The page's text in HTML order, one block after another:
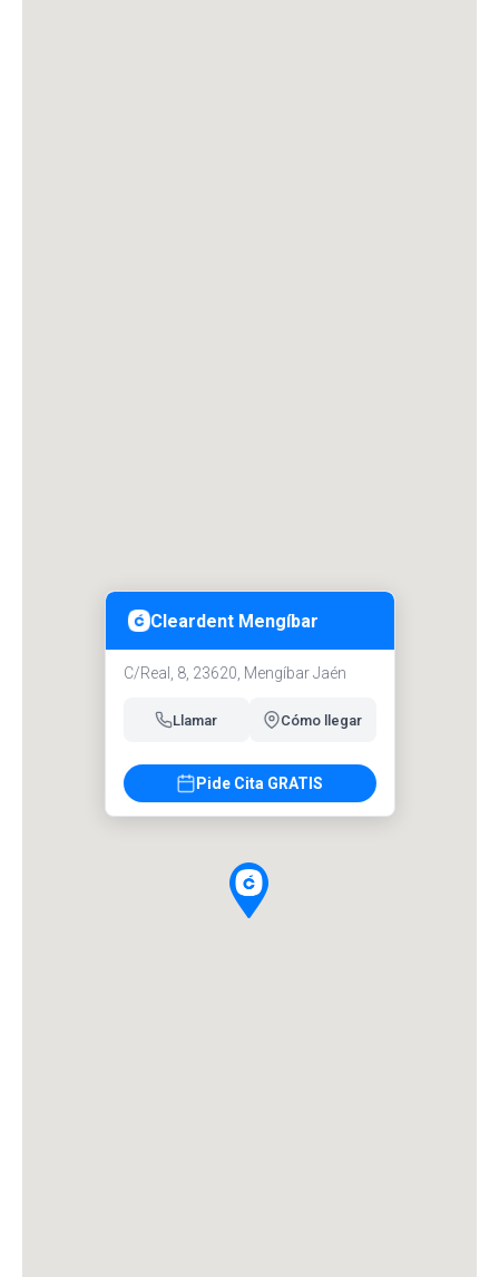
Cleardent Mengíbar
C/Real, 8, 23620, Mengíbar Jaén
Llamar Cómo llegar
Pide Cita GRATIS